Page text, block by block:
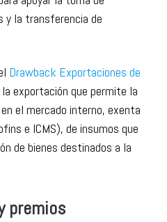
y la transferencia de
Drawback Exportaciones de
exportación que permite la
el mercado interno, exenta
e ICMS), de insumos que
de bienes destinados a la
premios